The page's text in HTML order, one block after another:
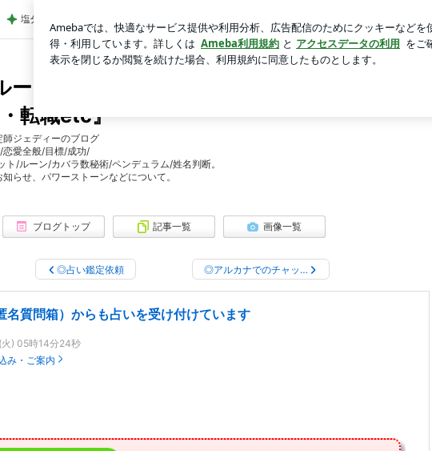
質問してみよう！ | 【数秘術×ルーン占い】望む未来に繋げる占い★『恋
塩分が気になる早めの晩ご飯
ーン占い】望む未来に繋げる占い★『恋愛・
転職etc』
ジェディーのブログ
恋愛全般/目標/成功/
ト/ルーン/カバラ数秘術/ペンデュラム/姓名判断。
らせ、パワーストーンなどについて。
ブログトップ 記事一覧 画像一覧
◎占い鑑定依頼 ◎アルカナでのチャッ…
質問箱）からも占いを受け付けています
) 05時14分24秒
み・ご案内